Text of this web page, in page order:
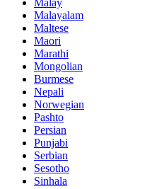
Malayalam
Maltese
Maori
Marathi
Mongolian
Burmese
Nepali
Norwegian
Pashto
Persian
Punjabi
Serbian
Sesotho
Sinhala